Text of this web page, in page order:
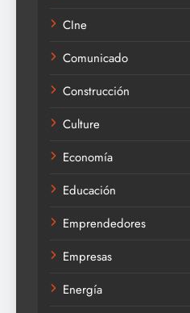
CIne
Comunicado
Construcción
Culture
Economía
Educación
Emprendedores
Empresas
Energía